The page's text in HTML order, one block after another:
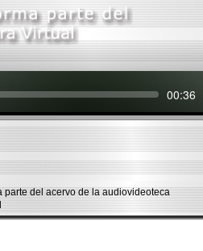
Seek Current
00:36
del acervo de la audiovideoteca